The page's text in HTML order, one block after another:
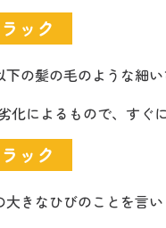
ック
の髪の毛のような細い
化によるもので、すぐ
ック
きなひびのことを言い